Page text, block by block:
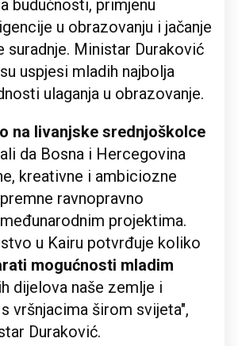
budućnosti, primjenu
u obrazovanju i jačanje
suradnje. Ministar Duraković
uspjesi mladih najbolja
ulaganja u obrazovanje.
na livanjske srednjoškolce
da Bosna i Hercegovina
kreativne i ambiciozne
ravnopravno
projektima.
u Kairu potvrđuje koliko
mogućnosti mladim
dijelova naše zemlje i
vršnjacima širom svijeta",
Duraković.